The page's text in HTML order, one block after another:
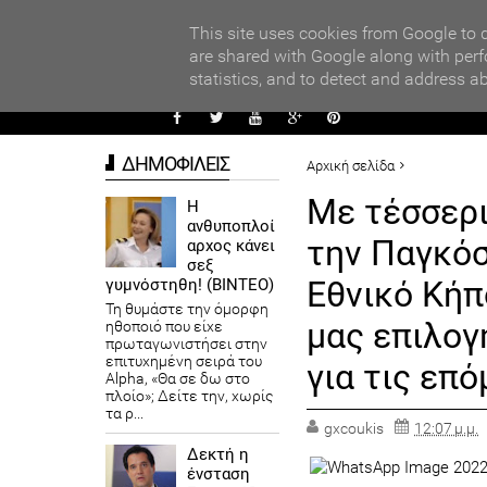
Αρχική σελίδα
ΠΕΡΙΒΑΛΛΟΝ
Με τέσσερις συμβολικές
Μπακογιάννης: «Μοναδική
Με
την
Εθνικό
μας
για τις
gxcoukis 12:07 μ.μ.
ΔΗΜΟΦΙΛΕΙΣ
Η
ανθυποπλοί
αρχος κάνει
σεξ
γυμνόστηθη! (ΒΙΝΤΕΟ)
Τη θυμάστε την όμορφη
ηθοποιό που είχε
πρωταγωνιστήσει στην
επιτυχημένη σειρά του
Alpha, «Θα σε δω στο
πλοίο»; Δείτε την, χωρίς
τα ρ...
Δεκτή η
ένσταση
This site uses cookies from Google to
are shared with Google along with
statistics, and to detect and address